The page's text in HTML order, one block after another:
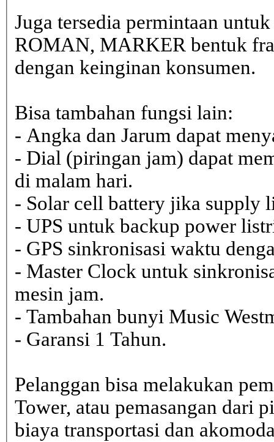
Juga tersedia permintaan
ROMAN, MARKER bentuk
dengan keinginan konsumen.
Bisa tambahan fungsi lain:
- Angka dan Jarum dapat
- Dial (piringan jam) dapat
di malam hari.
- Solar cell battery jika supply
- UPS untuk backup power
- GPS sinkronisasi waktu
- Master Clock untuk
mesin jam.
- Tambahan bunyi Music
- Garansi 1 Tahun.
Pelanggan bisa melakukan
Tower, atau pemasangan dari
biaya transportasi dan